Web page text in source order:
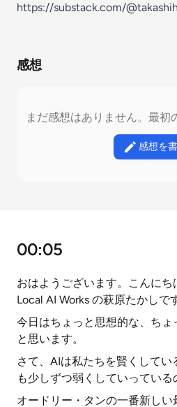
https://substack.com/
感想
まだ感想はありません。最初
感想を書
00:05
おはようございます。こんにち
Local AI Works の萩原たかしで
今日はちょっと思想的な、ち
と思います。
さて、AIは私たちを賢くしてい
も少しずつ弱くしていっている
オードリー・タンの一番新しい